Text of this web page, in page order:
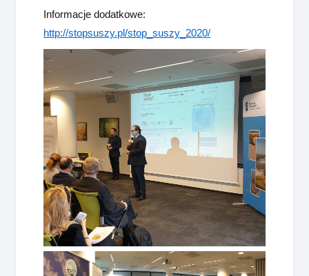
Informacje dodatkowe:
http://stopsuszy.pl/stop_suszy_2020/